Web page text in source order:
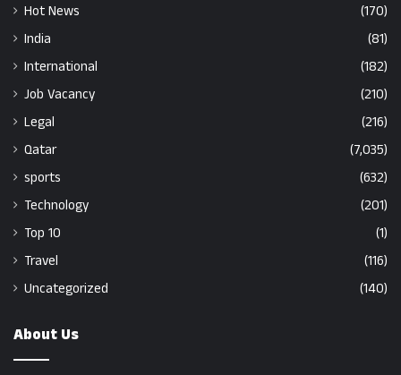
Hot News
(170)
India
(81)
International
(182)
Job Vacancy
(210)
Legal
(216)
Qatar
(7,035)
sports
(632)
Technology
(201)
Top 10
(1)
Travel
(116)
Uncategorized
(140)
About Us